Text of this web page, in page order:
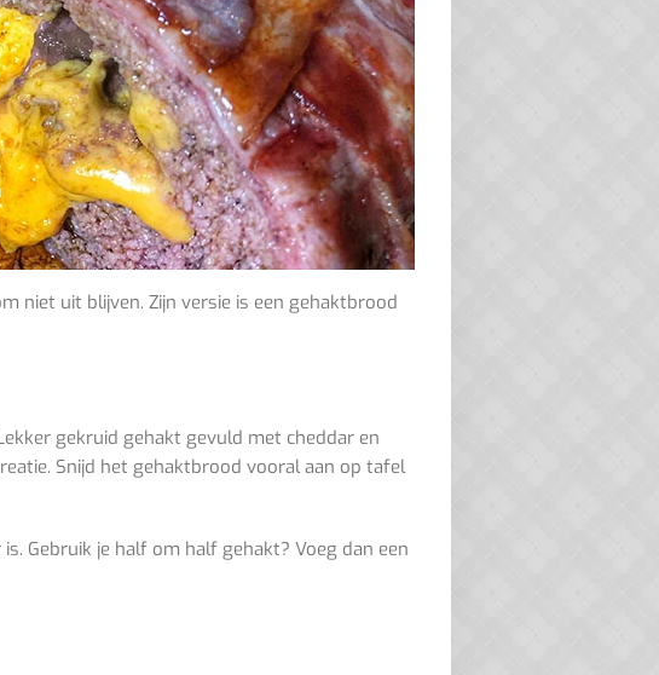
niet uit blijven. Zijn versie is een gehaktbrood
gekruid gehakt gevuld met cheddar en
Snijd het gehaktbrood vooral aan op tafel
Gebruik je half om half gehakt? Voeg dan een